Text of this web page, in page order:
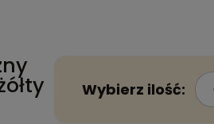
Wybierz ilość: